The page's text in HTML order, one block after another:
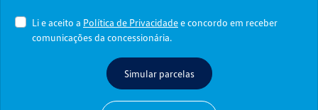
Li e aceito a Política de Privacidadee concordo em receber
comunicações da concessionária.
Simular parcelas